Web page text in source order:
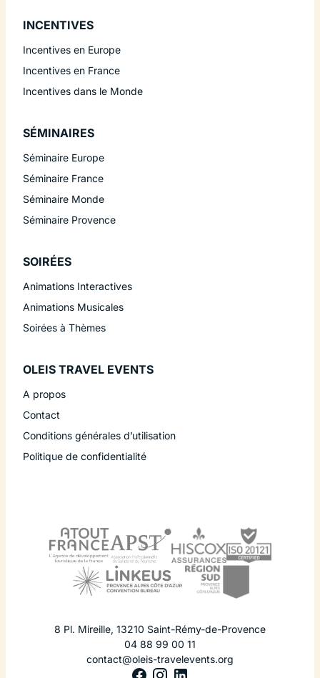
INCENTIVES
Incentives en Europe
Incentives en France
Incentives dans le Monde
SÉMINAIRES
Séminaire Europe
Séminaire France
Séminaire Monde
Séminaire Provence
SOIRÉES
Animations Interactives
Animations Musicales
Soirées à Thèmes
OLEIS TRAVEL EVENTS
A propos
Contact
Conditions générales d’utilisation
Politique de confidentialité
8 Pl. Mireille, 13210 Saint-Rémy-de-Provence
04 88 99 00 11
contact@oleis-travelevents.org